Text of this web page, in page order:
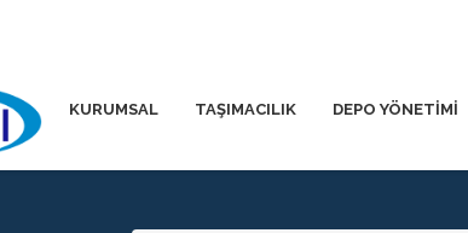
KURUMSAL TAŞIMACILIK DEPO YÖNETİMİ